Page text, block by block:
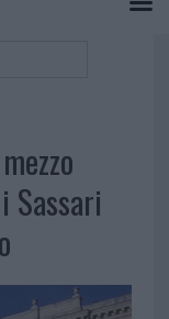
Sassari